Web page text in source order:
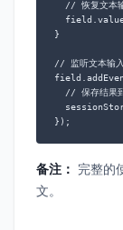
// 恢复文本
}
// 监听文本输
// 保存结果
备注： 完整的
文。